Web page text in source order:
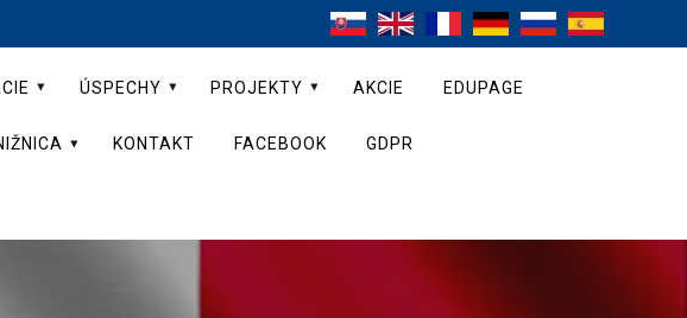
ÚSPECHY PROJEKTY AKCIE EDUPAGE
KONTAKT FACEBOOK GDPR